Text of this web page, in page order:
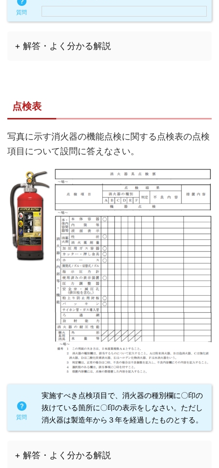
+ 解答・よく分かる解説
点検表
写真に示す消火器の機能点検に関する点検表の点検
項目について設問に答えなさい。
実施すべき点検項目で、消火器の種別欄に〇印の
抜けている箇所に〇印の表示をしなさい。ただし
消火器は製造年から３年を経過したものとする。
+ 解答・よく分かる解説